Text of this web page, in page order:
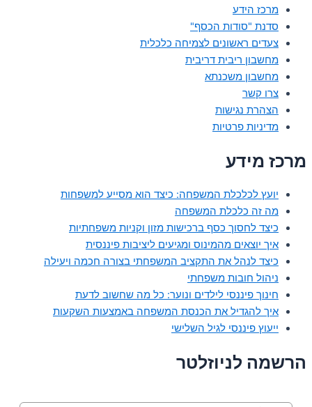
מרכז הידע
סדנת "סודות הכסף"
צעדים ראשונים לצמיחה כלכלית
מחשבון ריבית דריבית
מחשבון משכנתא
צרו קשר
הצהרת נגישות
מדיניות פרטיות
מרכז מידע
יועץ לכלכלת המשפחה: כיצד הוא מסייע למשפחות
מה זה כלכלת המשפחה
כיצד לחסוך כסף ברכישות מזון וקניות משפחתיות
איך יוצאים מהמינוס ומגיעים ליציבות פיננסית
כיצד לנהל את התקציב המשפחתי בצורה חכמה ויעילה
ניהול חובות משפחתי
חינוך פיננסי לילדים ונוער: כל מה שחשוב לדעת
איך להגדיל את הכנסת המשפחה באמצעות השקעות
ייעוץ פיננסי לגיל השלישי
הרשמה לניוזלטר